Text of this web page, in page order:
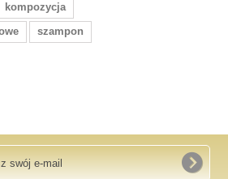
kompozycja
szampon